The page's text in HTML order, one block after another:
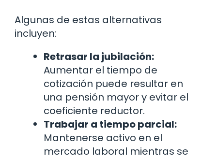
Algunas de estas alternativas
incluyen:
Retrasar la jubilación:
Aumentar el tiempo de
cotización puede resultar en
una pensión mayor y evitar el
coeficiente reductor.
Trabajar a tiempo parcial:
Mantenerse activo en el
mercado laboral mientras se